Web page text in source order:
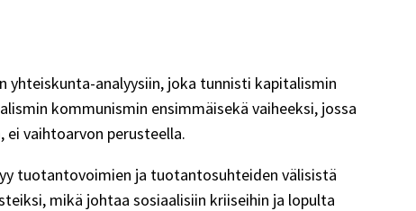
yhteiskunta-analyysiin, joka tunnisti kapitalismin
kommunismin ensimmäisekä vaiheeksi, jossa
vaihtoarvon perusteella.
tuotantovoimien ja tuotantosuhteiden välisistä
mikä johtaa sosiaalisiin kriiseihin ja lopulta